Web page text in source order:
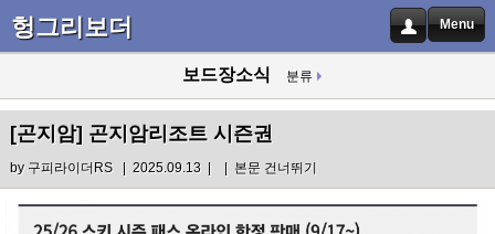
헝그리보더 Menu
보드장소식 분류
[곤지암] 곤지암리조트 시즌권
by 구피라이더RS| 2025.09.13 | | 본문 건너뛰기